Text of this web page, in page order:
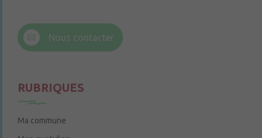
Nous contacter
RUBRIQUES
Ma commune